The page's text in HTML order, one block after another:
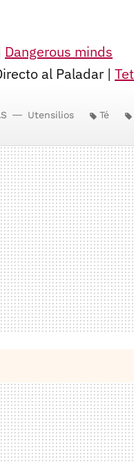
Dangerous minds
al Paladar |
Utensilios Té